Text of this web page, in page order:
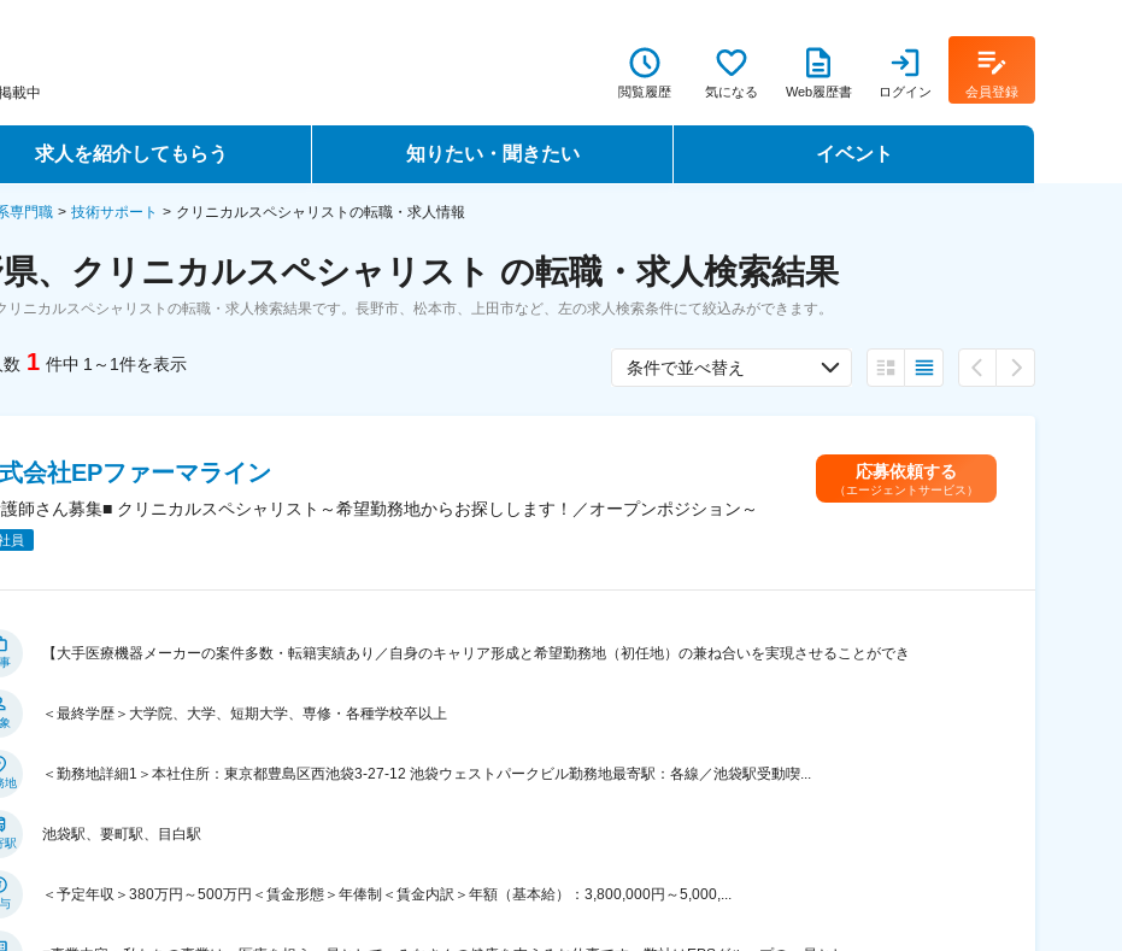
載中 閲覧履歴 気になる Web履歴書 ログイン 会員登録
求人を紹介してもらう
ジェントサービス
ウトサービス
知りたい・聞きたい
転職ノウハウ
データで見る転職
イベント
転職フェア
専門職 技術サポート クリニカルスペシャリストの転職・求人情報
、クリニカルスペシャリスト の転職・求人検索結果
リニカルスペシャリストの転職・求人検索結果です。長野市、松本市、上田市など、左の求人検索条件にて絞込みができます。
1 件中 1～1件を表示 条件で並べ替え
会社EPファーマライン
師さん募集■ クリニカルスペシャリスト～希望勤務地からお探しします！／オープンポジション～
員
応募依頼する
（エージェントサービス）
【大手医療機器メーカーの案件多数・転籍実績あり／自身のキャリア形成と希望勤務地（初任地）の兼ね合いを実現させることができ
＜最終学歴＞大学院、大学、短期大学、専修・各種学校卒以上
地
＜勤務地詳細1＞本社住所：東京都豊島区西池袋3-27-12 池袋ウェストパークビル勤務地最寄駅：各線／池袋駅受動喫...
駅
池袋駅、要町駅、目白駅
＜予定年収＞380万円～500万円＜賃金形態＞年俸制＜賃金内訳＞年額（基本給）：3,800,000円～5,000,...